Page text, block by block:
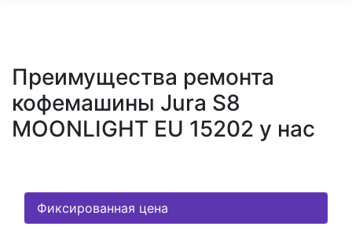
Преимущества ремонта
кофемашины Jura S8
MOONLIGHT EU 15202 у нас
Фиксированная цена